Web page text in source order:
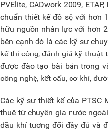
PVElite, CADwork 2009,
chuẩn thiết kế đồ sộ với hơn
hữu nguồn nhân lực với hơn
bên cạnh đó là các kỹ sư
kế thi công, đánh giá kỹ thuật
được đào tạo bài bản trong
công nghệ, kết cấu, cơ khí,
Các kỹ sư thiết kế của PTSC
thuê từ chuyên gia nước
dầu khí tương đối đầy đủ và